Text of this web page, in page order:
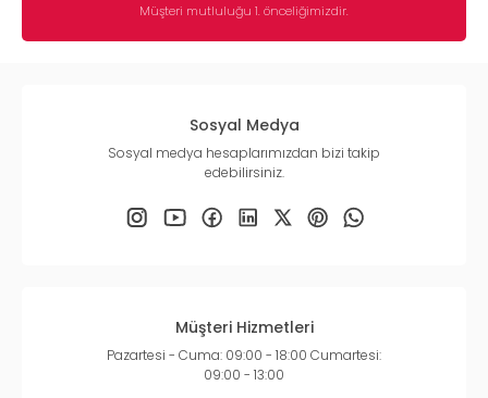
Müşteri mutluluğu 1. önceliğimizdir.
Sosyal Medya
Sosyal medya hesaplarımızdan bizi takip
edebilirsiniz.
Müşteri Hizmetleri
Pazartesi - Cuma: 09:00 - 18:00 Cumartesi:
09:00 - 13:00